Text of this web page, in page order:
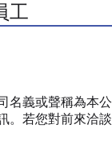
工
義或聲稱為本
若您對前來洽